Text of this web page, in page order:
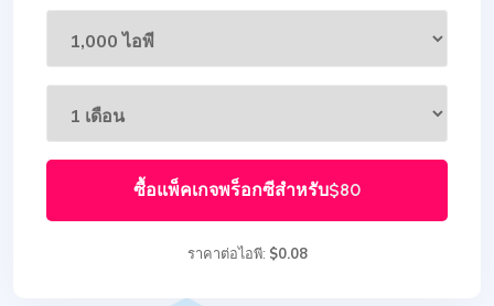
ซื้อแพ็คเกจพร็อกซีสำหรับ$80
ราคาต่อไอพี: $0.08